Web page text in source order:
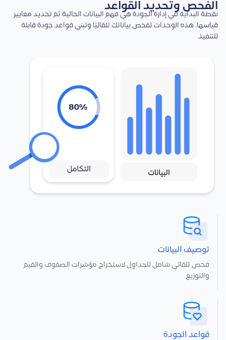
الفحص وتحديد القواعد
نقطة البداية في إدارة الجودة هي فهم البيانات الحالية ثم تحديد معايير
قياسها. هذه الوحدات تفحص بياناتك تلقائيًا وتبني قواعد جودة قابلة
للتنفيذ.
توصيف البيانات
فحص تلقائي شامل للجداول لاستخراج مؤشرات الصفوف والقيم
والتوزيع.
قواعد الجودة